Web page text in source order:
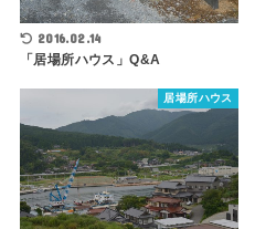
2016.02.14
「居場所ハウス」Q&A
居場所ハウス